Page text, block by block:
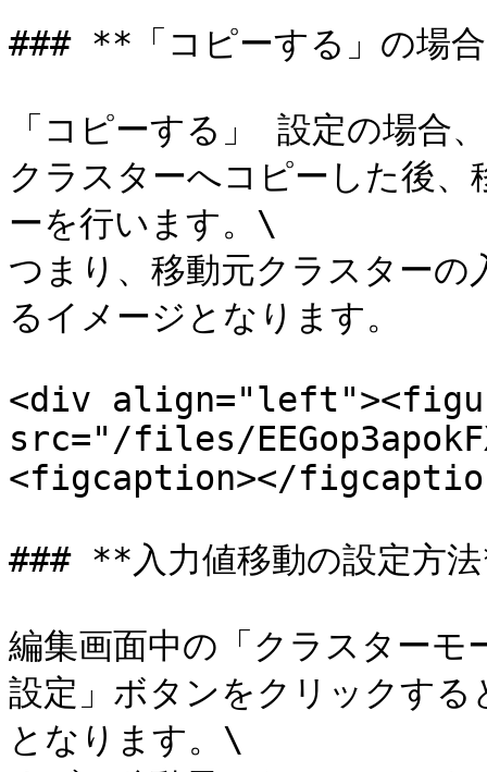
### **「コピーする」の場
「コピーする」 設定の場合
クラスターへコピーした後
ーを行います。\
つまり、移動元クラスター
るイメージとなります。
<div
src="/files/
<figcaption></
### **入力値移動の設定方
編集画面中の「クラスターモ
設定」ボタンをクリックする
となります。\